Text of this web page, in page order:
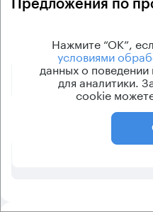
Предложения по
Площадь
112 м²
Нажмите “ОК”,
условиями
данных о
для аналитики.
cookie